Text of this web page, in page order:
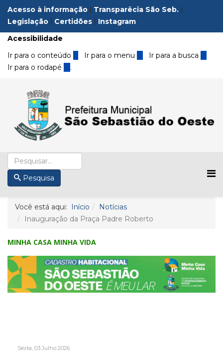
Acesso à informação | Transparêcia São Seb. |
Legislação | Certidões | Instagram
Acessibilidade
Ir para o conteúdo 1 Ir para o menu 2 Ir para a busca3
Ir para o rodapé 4 .
Pesquisa
Você está aqui: Início
Notícias
Inauguração da Praça Padre Roberto
MINHA CASA MINHA VIDA
Sexta, 03 Julho 2026